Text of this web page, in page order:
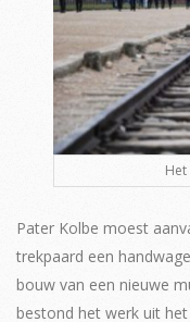
Pater Kolbe moest
trekpaard een
bouw van een nieuwe
bestond het werk uit